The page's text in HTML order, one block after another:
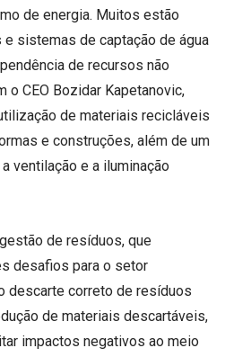
de energia. Muitos estão
sistemas de captação de água
de recursos não
o CEO Bozidar Kapetanovic,
de materiais recicláveis
e construções, além de um
ventilação e a iluminação
de resíduos, que
desafios para o setor
descarte correto de resíduos
de materiais descartáveis,
impactos negativos ao meio